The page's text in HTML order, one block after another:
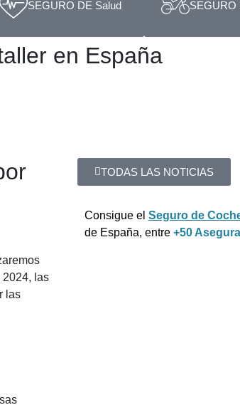
SEGURO DE Salud SEGURO
en España
2024, las
las
TODAS LAS NOTICIAS
Consigue el Seguro de
de España, entre +50